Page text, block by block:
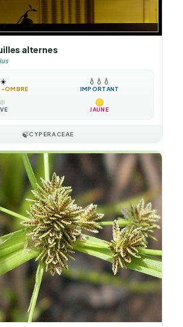
alternes
☀️
OMBRE
💧 💧 💧
IMPORTANT
❄️
JAUNE
🍃CYPERACEAE